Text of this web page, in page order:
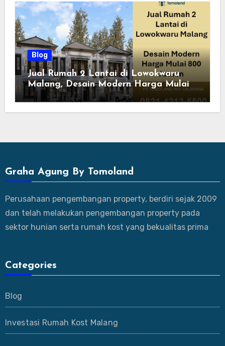
Blog
Jual Rumah 2 Lantai di Lowokwaru
Malang, Desain Modern Harga Mulai
800 Jutaan
Graha Agung By Tomoland
Perusahaan pengembangan property, berdiri sejak 2009
dan telah melakukan pengembangan property pada
sektor hunian serta rumah kost yang bekualitas prima
Categories
Blog
Investasi Rumah Kost Malang